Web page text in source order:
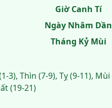
Giờ Canh Tí
Ngày Nhâm Dần
Tháng Kỷ Mùi
3), Thìn (7-9), Tỵ (9-11), Mùi
(19-21)